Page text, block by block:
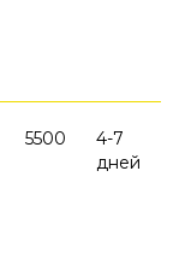
5500
4-7
дней